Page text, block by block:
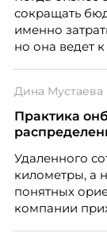
сокращать
именно
но она ведет
значит –
Дина Мустаева
Практика
Удаленного
километры, а
понятных
компании